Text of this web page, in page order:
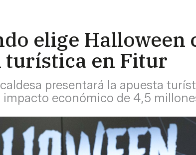
elige Halloween
en Fitur
presentará la apuesta
económico de 4,5